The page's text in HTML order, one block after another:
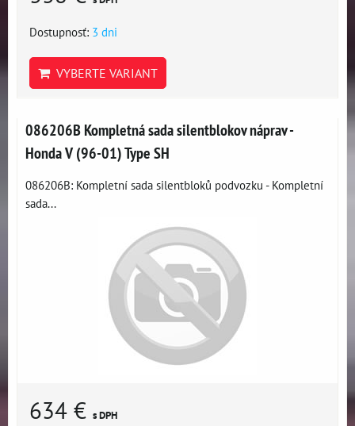
Dostupnosť: 3 dni
VYBERTE VARIANT
086206B Kompletná sada silentblokov náprav -
Honda V (96-01) Type SH
086206B: Kompletní sada silentbloků podvozku - Kompletní
sada...
634 € s DPH